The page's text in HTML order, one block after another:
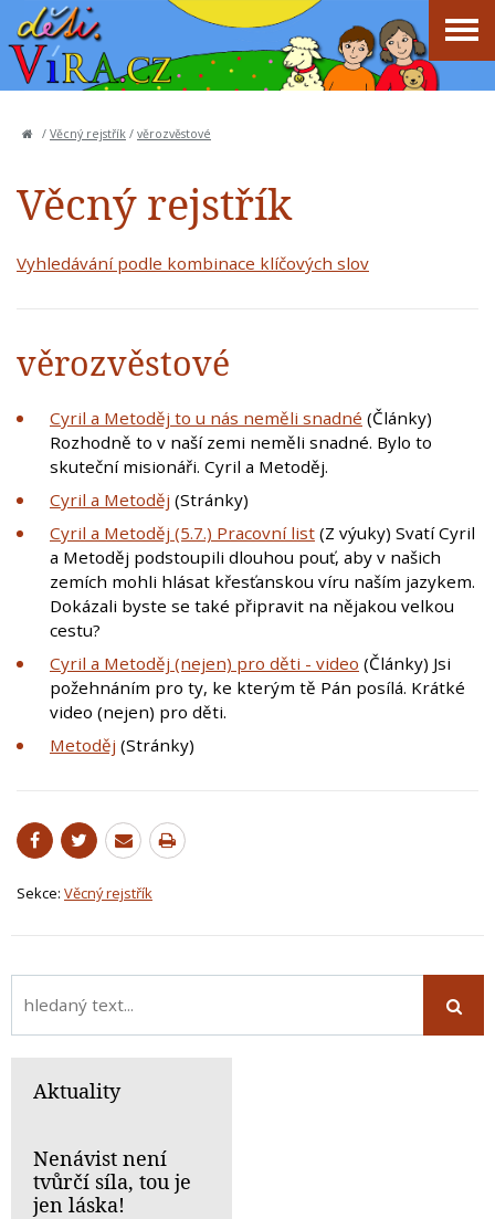
/ Věcný rejstřík / věrozvěstové
Věcný rejstřík
Vyhledávání podle kombinace klíčových slov
věrozvěstové
Cyril a Metoděj to u nás neměli snadné (Články)
Rozhodně to v naší zemi neměli snadné. Bylo to
skuteční misionáři. Cyril a Metoděj.
Cyril a Metoděj (Stránky)
Cyril a Metoděj (5.7.) Pracovní list (Z výuky) Svatí Cyril
a Metoděj podstoupili dlouhou pouť, aby v našich
zemích mohli hlásat křesťanskou víru naším jazykem.
Dokázali byste se také připravit na nějakou velkou
cestu?
Cyril a Metoděj (nejen) pro děti - video (Články) Jsi
požehnáním pro ty, ke kterým tě Pán posílá. Krátké
video (nejen) pro děti.
Metoděj (Stránky)
Sekce: Věcný rejstřík
Aktuality
Nenávist není
tvůrčí síla, tou je
jen láska!